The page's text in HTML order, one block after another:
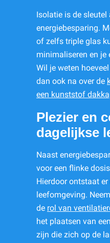
Isolatie is de
energiebesparing.
of zelfs triple glas
minimaliseren en je
Wil je weten
dan ook na over de
een kunststof
Plezier en
dagelijkse
Naast
voor een flinke
Hierdoor ontstaat er
leefomgeving.
de rol van
het plaatsen van
zijn die zich op de